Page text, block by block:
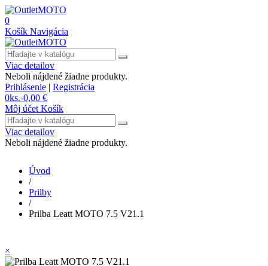
0
Košík Navigácia
Viac detailov
Neboli nájdené žiadne produkty.
Prihlásenie | Registrácia
0ks.-0,00 €
Môj účet Košík
Viac detailov
Neboli nájdené žiadne produkty.
Úvod
/
Prilby
/
Prilba Leatt MOTO 7.5 V21.1
×